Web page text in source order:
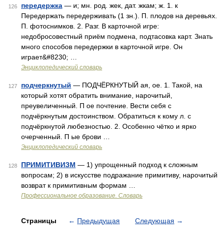
126 передержка — и; мн. род. жек, дат. жкам; ж. 1. к
Передержать передерживать (1 зн.). П. плодов на деревьях.
П. фотоснимков. 2. Разг. В карточной игре:
недобросовестный приём подмена, подтасовка карт. Знать
много способов передержки в карточной игре. Он
играет&#8230; …
Энциклопедический словарь
127 подчеркнутый — ПОДЧЁРКНУТЫЙ ая, ое. 1. Такой, на
который хотят обратить внимание, нарочитый,
преувеличенный. П ое почтение. Вести себя с
подчёркнутым достоинством. Обратиться к кому л. с
подчёркнутой любезностью. 2. Особенно чётко и ярко
очерченный. П ые брови …
Энциклопедический словарь
128 ПРИМИТИВИЗМ — 1) упрощенный подход к сложным
вопросам; 2) в искусстве подражание примитиву, нарочитый
возврат к примитивным формам …
Профессиональное образование. Словарь
Страницы ← Предыдущая Следующая →